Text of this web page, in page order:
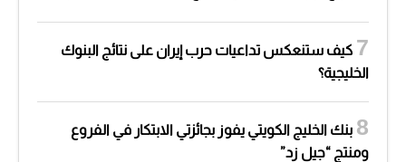
كيف ستنعكس تداعيات حرب إيران على نتائج البنوك
الخليجية؟
بنك الخليج الكويتي يفوز بجائزتي الابتكار في الفروع
ومنتج “جيل زد”